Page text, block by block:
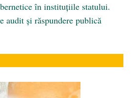
în instituțiile statului.
audit și răspundere publică